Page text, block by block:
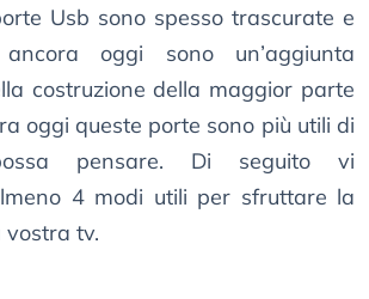
Usb sono spesso trascurate e
oggi sono un’aggiunta
costruzione della maggior parte
oggi queste porte sono più utili di
pensare. Di seguito vi
4 modi utili per sfruttare la
vostra tv.